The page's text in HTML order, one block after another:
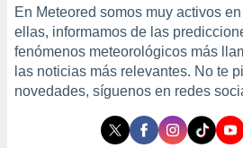
como
sitio
IP
de
posible
En Meteored somos muy activos
ellas, informamos de las
fenómenos meteorológicos más
las noticias más relevantes. No te
novedades, síguenos en redes